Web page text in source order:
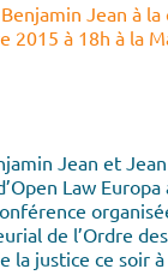
Jean à la
2015 à 18h à la
Jean et
Law Europa
de l’Ordre
la justice ce soir